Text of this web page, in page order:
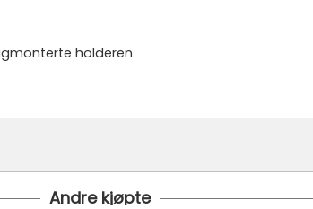
holderen
og avsendt så snart den kommer inn til lager.
Andre kjøpte